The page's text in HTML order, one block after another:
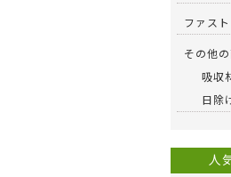
ファス
その他
吸収
日除
人